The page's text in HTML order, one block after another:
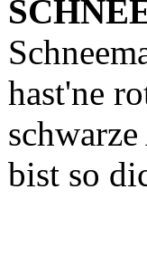
hast'ne
bist so